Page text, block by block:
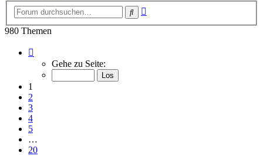
Suche
980 Themen
von
Gehe zu Seite:
1
2
3
4
5
…
20